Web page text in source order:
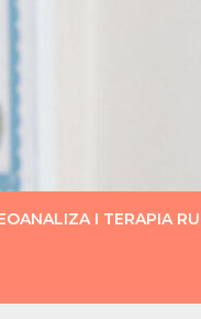
I TERAPIA